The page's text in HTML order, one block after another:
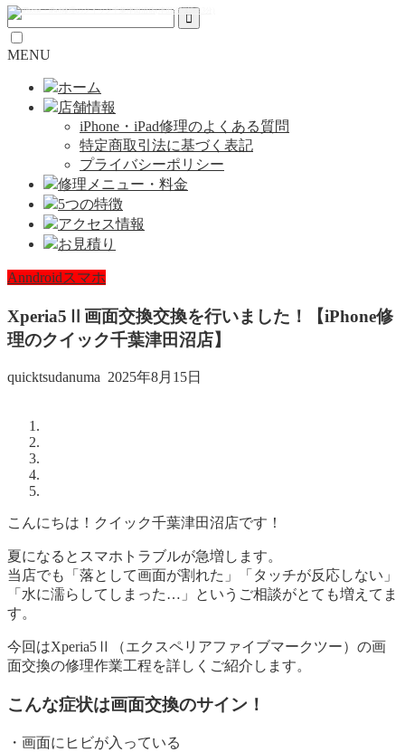
MENU
ホーム
店舗情報
iPhone・iPad修理のよくある質問
特定商取引法に基づく表記
プライバシーポリシー
修理メニュー・料金
5つの特徴
アクセス情報
お見積り
Anndroidスマホ
Xperia5Ⅱ画面交換交換を行いました！【iPhone修
理のクイック千葉津田沼店】
quicktsudanuma 2025年8月15日
こんにちは！クイック千葉津田沼店です！
夏になるとスマホトラブルが急増します。
当店でも「落として画面が割れた」「タッチが反応しない」
「水に濡らしてしまった…」というご相談がとても増えてま
す。
今回はXperia5Ⅱ（エクスペリアファイブマークツー）の画
面交換の修理作業工程を詳しくご紹介します。
こんな症状は画面交換のサイン！
・画面にヒビが入っている